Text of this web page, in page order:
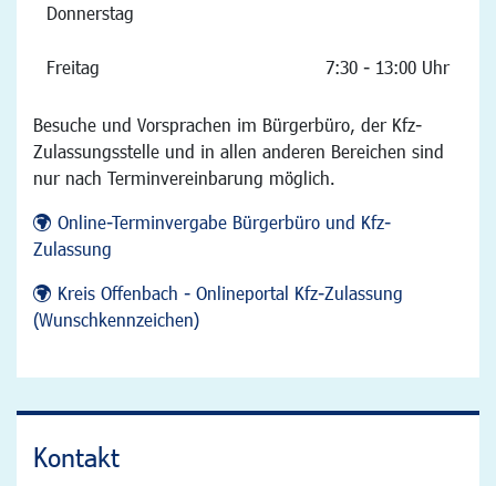
Donnerstag
Freitag 7:30 - 13:00 Uhr
Besuche und Vorsprachen im Bürgerbüro, der Kfz-
Zulassungsstelle und in allen anderen Bereichen sind
nur nach Terminvereinbarung möglich.
Online-Terminvergabe Bürgerbüro und Kfz-
Zulassung
Kreis Offenbach - Onlineportal Kfz-Zulassung
(Wunschkennzeichen)
Kontakt